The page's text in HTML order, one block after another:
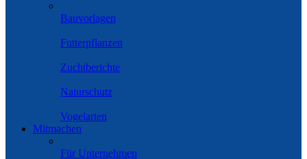
Bauvorlagen
Futterpflanzen
Zuchtberichte
Naturschutz
Vogelarten
Mitmachen
Für Unternehmen